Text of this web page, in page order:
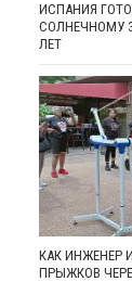
ИСПАНИЯ
СОЛНЕЧНОМУ
ЛЕТ
КАК ИНЖЕНЕР
ПРЫЖКОВ